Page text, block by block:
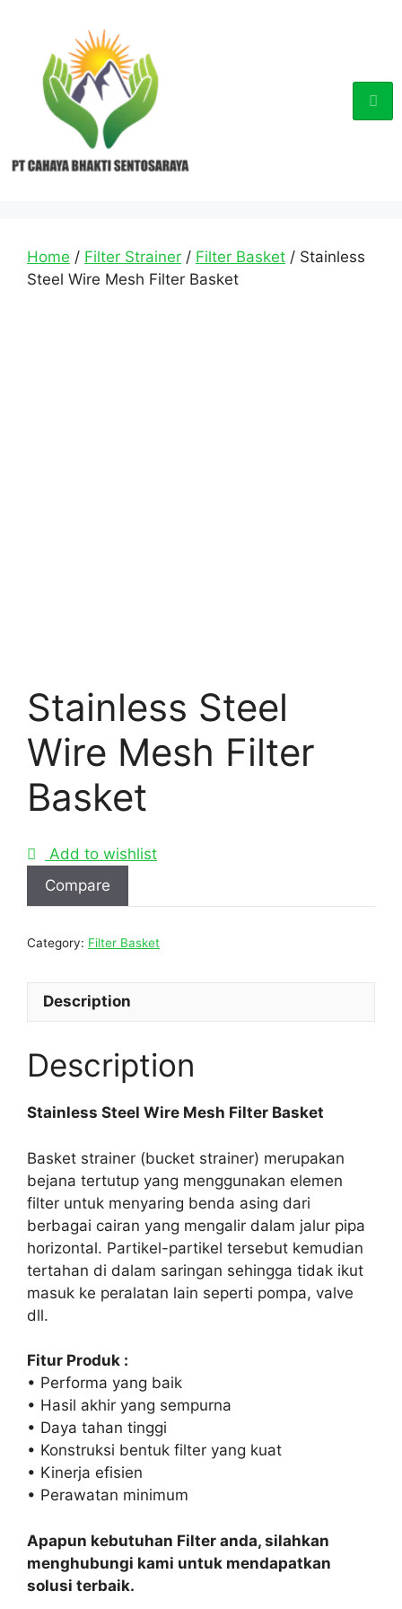
Home / Filter Strainer / Filter Basket / Stainless
Steel Wire Mesh Filter Basket
Stainless Steel
Wire Mesh Filter
Basket
Add to wishlist
Compare
Category: Filter Basket
Description
Description
Stainless Steel Wire Mesh Filter Basket
Basket strainer (bucket strainer) merupakan
bejana tertutup yang menggunakan elemen
filter untuk menyaring benda asing dari
berbagai cairan yang mengalir dalam jalur pipa
horizontal. Partikel-partikel tersebut kemudian
tertahan di dalam saringan sehingga tidak ikut
masuk ke peralatan lain seperti pompa, valve
dll.
Fitur Produk :
• Performa yang baik
• Hasil akhir yang sempurna
• Daya tahan tinggi
• Konstruksi bentuk filter yang kuat
• Kinerja efisien
• Perawatan minimum
Apapun kebutuhan Filter anda, silahkan
menghubungi kami untuk mendapatkan
solusi terbaik.